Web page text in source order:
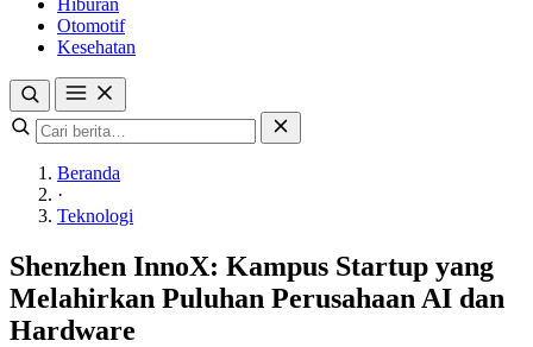
Hiburan
Otomotif
Kesehatan
Beranda
·
Teknologi
Shenzhen InnoX: Kampus Startup yang
Melahirkan Puluhan Perusahaan AI dan
Hardware